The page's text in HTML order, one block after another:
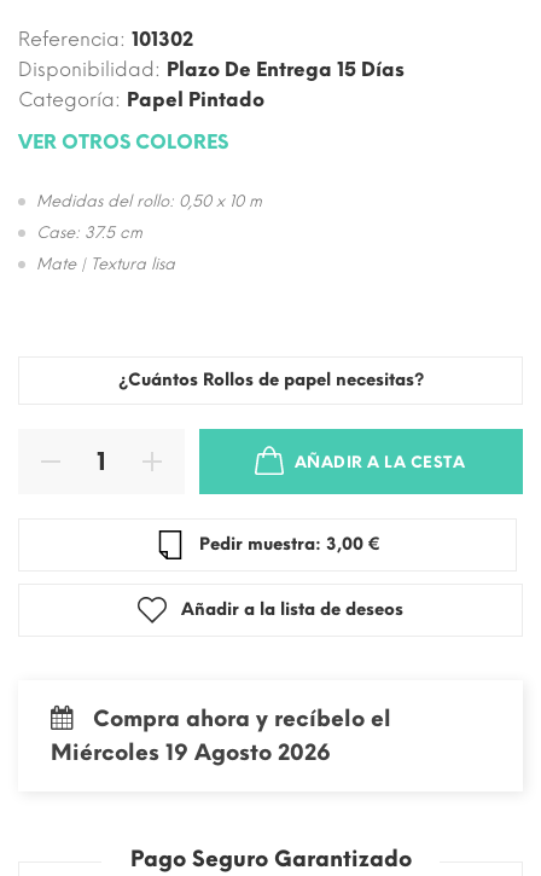
Referencia: 101302
Disponibilidad: Plazo De Entrega 15 Días
Categoría: Papel Pintado
VER OTROS COLORES
Medidas del rollo: 0,50 x 10 m
Case: 37.5 cm
Mate | Textura lisa
¿Cuántos Rollos de papel necesitas?
AÑADIR A LA CESTA
Pedir muestra: 3,00 €
Añadir a la lista de deseos
Compra ahora y recíbelo el
Miércoles 19 Agosto 2026
Pago Seguro Garantizado